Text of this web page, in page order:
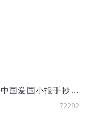
我爱你中国爱国小报手抄报
72292